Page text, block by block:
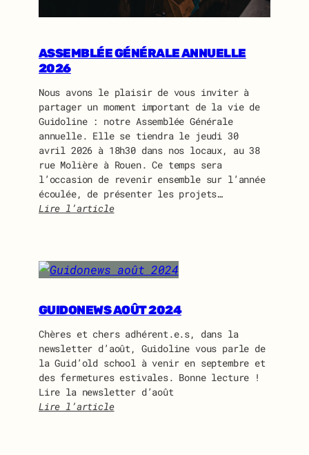
ASSEMBLÉE GÉNÉRALE ANNUELLE
2026
Nous avons le plaisir de vous inviter à
partager un moment important de la vie de
Guidoline : notre Assemblée Générale
annuelle. Elle se tiendra le jeudi 30
avril 2026 à 18h30 dans nos locaux, au 38
rue Molière à Rouen. Ce temps sera
l’occasion de revenir ensemble sur l’année
écoulée, de présenter les projets…
Lire l’article
s
e
b
é
e
G
é
n
é
GUIDONEWS AOÛT 2024
Chères et chers adhérent.e.s, dans la
newsletter d’août, Guidoline vous parle de
la Guid’old school à venir en septembre et
des fermetures estivales. Bonne lecture !
Lire la newsletter d’août
Lire l’article